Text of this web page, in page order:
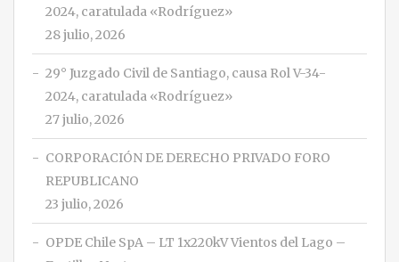
2024, caratulada «Rodríguez»
28 julio, 2026
29° Juzgado Civil de Santiago, causa Rol V-34-
2024, caratulada «Rodríguez»
27 julio, 2026
CORPORACIÓN DE DERECHO PRIVADO FORO
REPUBLICANO
23 julio, 2026
OPDE Chile SpA – LT 1x220kV Vientos del Lago –